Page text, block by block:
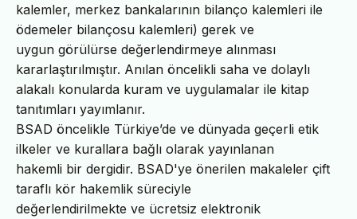
kalemler, merkez bankalarının bilanço kalemleri ile
ödemeler bilançosu kalemleri) gerek ve
uygun görülürse değerlendirmeye alınması
kararlaştırılmıştır. Anılan öncelikli saha ve dolaylı
alakalı konularda kuram ve uygulamalar ile kitap
tanıtımları yayımlanır.
BSAD öncelikle Türkiye’de ve dünyada geçerli etik
ilkeler ve kurallara bağlı olarak yayınlanan
hakemli bir dergidir. BSAD'ye önerilen makaleler çift
taraflı kör hakemlik süreciyle
değerlendirilmekte ve ücretsiz elektronik